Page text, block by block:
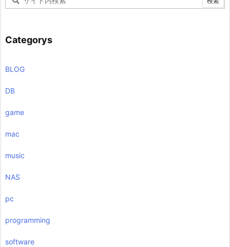
Categorys
BLOG
DB
game
mac
music
NAS
pc
programming
software